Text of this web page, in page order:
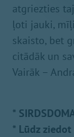
atgriezties
ļoti jauki,
skaisto, bet
citādāk un
Vairāk –
*
* Lūdz